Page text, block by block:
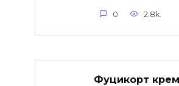
0 2.8k.
Фуцикорт крем